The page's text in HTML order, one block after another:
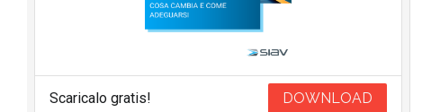
Scaricalo gratis! DOWNLOAD